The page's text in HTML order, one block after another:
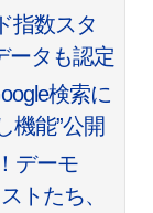
指数スタ
ータも認定
検索に
機能”公開
デーモ
トたち、